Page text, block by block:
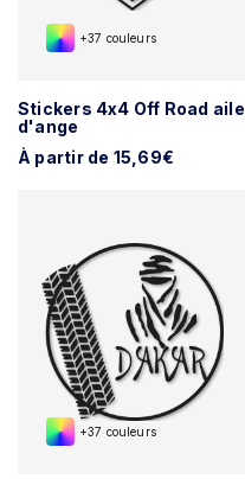
+37 couleurs
Stickers 4x4 Off Road aile
d'ange
À partir de 15,69€
+37 couleurs